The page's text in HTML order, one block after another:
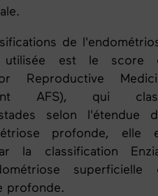
de
utilisée est le score
Reproductive
AFS), qui
selon l'étendue
profonde, elle
la classification
superficielle
profonde.